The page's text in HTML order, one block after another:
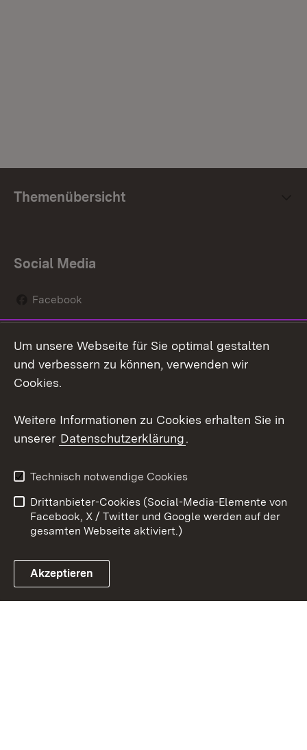
Themenübersicht
Social Media
Facebook
Social Wall
Youtube
Link zum Landesportal
Kontakt
Datenschutz
Barrierefreiheit
Impressum Cookies
Um unsere Webseite für Sie optimal gestalten
und verbessern zu können, verwenden wir
Cookies.
Weitere Informationen zu Cookies erhalten Sie in
unserer Datenschutzerklärung.
Technisch notwendige Cookies
Drittanbieter-Cookies (Social-Media-Elemente von
Facebook, X / Twitter und Google werden auf der
gesamten Webseite aktiviert.)
Akzeptieren